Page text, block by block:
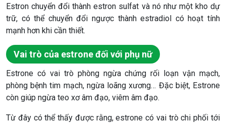
Estron chuyển đổi thành estron sulfat và nó như một kho dự
trữ, có thể chuyển đổi ngược thành estradiol có hoạt tính
mạnh hơn khi cần thiết.
Vai trò của estrone đối với phụ nữ
Estrone có vai trò phòng ngừa chứng rối loạn vận mạch,
phòng bệnh tim mạch, ngừa loãng xương… Đặc biệt, Estrone
còn giúp ngừa teo xơ âm đạo, viêm âm đạo.
Từ đây có thể thấy được rằng, estrone có vai trò chi phối tới